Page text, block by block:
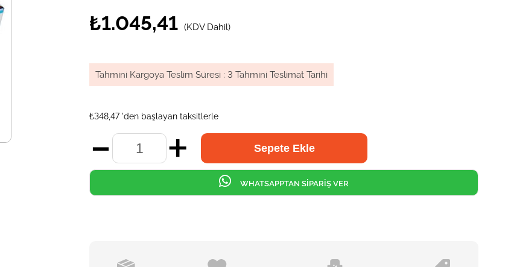
₺1.045,41 (KDV Dahil)
Tahmini Kargoya Teslim Süresi : 3 Tahmini Teslimat Tarihi
₺348,47 'den başlayan taksitlerle
WHATSAPPTAN SİPARİŞ VER